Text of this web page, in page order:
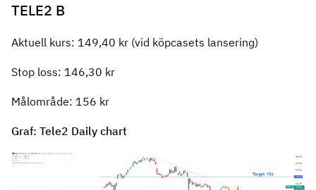
TELE2 B
Aktuell kurs: 149,40 kr (vid köpcasets lansering)
Stop loss: 146,30 kr
Målområde: 156 kr
Graf: Tele2 Daily chart